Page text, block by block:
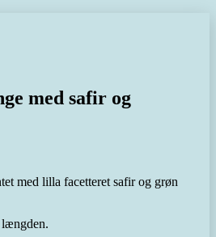
med safir og
med lilla facetteret safir og grøn